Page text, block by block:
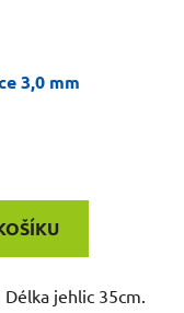
3,0 mm
jehlic 35cm.